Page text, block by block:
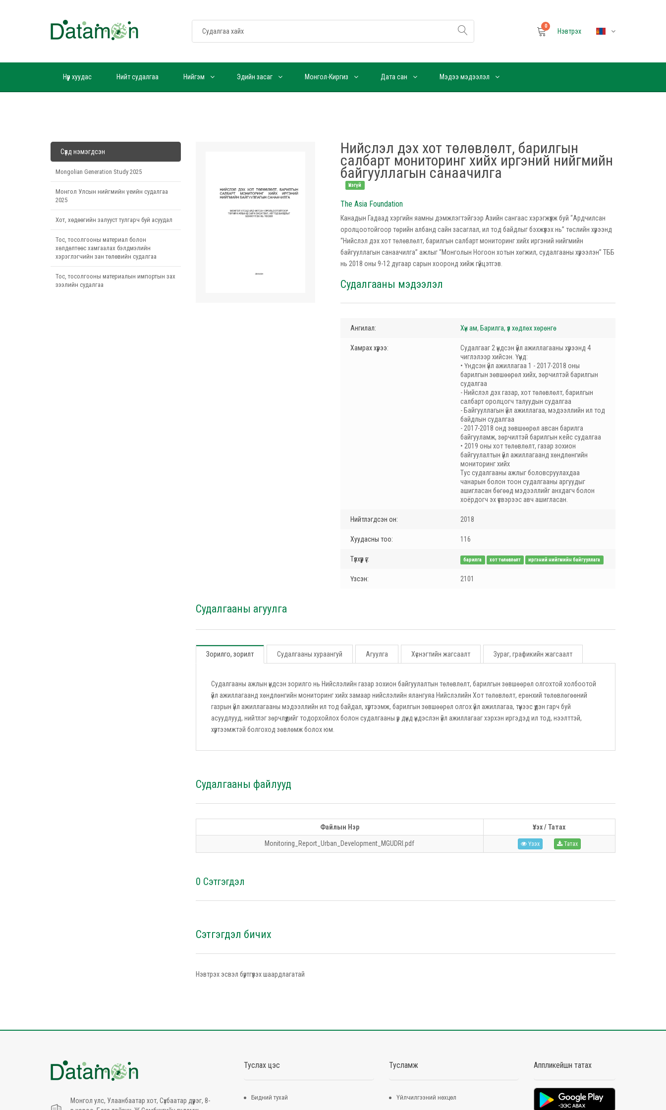
Нэвтрэх
0
Нүүр хуудас Нийт судалгаа Нийгэм Эдийн засаг Монгол-Киргиз Дата сан Мэдээ мэдээлэл
Нийслэл дэх хот төлөвлөлт, барилгын
салбарт мониторинг хийх иргэний нийгмийн
байгууллагын санаачилга
Үнэгүй
The Asia Foundation
Канадын Гадаад хэргийн яамны дэмжлэгтэйгээр Азийн сангаас хэрэгжүүлж буй “Ардчилсан
оролцоотойгоор төрийн албанд сайн засаглал, ил тод байдлыг бэхжүүлэх нь” төслийн хүрээнд
“Нийслэл дэх хот төлөвлөлт, барилгын салбарт мониторинг хийх иргэний нийгмийн
байгууллагын санаачилга” ажлыг “Монголын Ногоон хотын хөгжил, судалгааны хүрээлэн” ТББ
нь 2018 оны 9-12 дугаар сарын хооронд хийж гүйцэтгэв.
Судалгааны мэдээлэл
Ангилал: Хүн ам, Барилга, үл хөдлөх хөрөнгө
Хамрах хүрээ:
Судалгааг 2 үндсэн үйл ажиллагааны хүрээнд 4
чиглэлээр хийсэн. Үүнд:
• Үндсэн үйл ажиллагаа 1 - 2017-2018 оны
барилгын зөвшөөрөл хийх, зөрчилтэй барилгын
судалгаа
- Нийслэл дэх газар, хот төлөвлөлт, барилгын
салбарт оролцогч талуудын судалгаа
- Байгууллагын үйл ажиллагаа, мэдээллийн ил тод
байдлын судалгаа
- 2017-2018 онд зөвшөөрөл авсан барилга
байгууламж, зөрчилтэй барилгын кейс судалгаа
• 2019 оны хот төлөвлөлт, газар зохион
байгуулалтын үйл ажиллагаанд хөндлөнгийн
мониторинг хийх
Тус судалгааны ажлыг боловсруулахдаа
чанарын болон тоон судалгааны аргуудыг
ашигласан бөгөөд мэдээллийг анхдагч болон
хоёрдогч эх үүсвэрээс авч ашигласан.
Нийтлэгдсэн он: 2018
Хуудасны тоо: 116
Түлхүүр үг: барилга хот төлөвлөлт иргэний нийгмийн байгууллага
Үзсэн: 2101
Судалгааны агуулга
Зорилго, зорилт Судалгааны хураангуй Агуулга Хүснэгтийн жагсаалт Зураг, графикийн жагсаалт
Судалгааны ажлын үндсэн зорилго нь Нийслэлийн газар зохион байгуулалтын төлөвлөлт, барилгын зөвшөөрөл олгохтой холбоотой
үйл ажиллагаанд хөндлөнгийн мониторинг хийх замаар нийслэлийн ялангуяа Нийслэлийн Хот төлөвлөлт, ерөнхий төлөвлөгөөний
газрын үйл ажиллагааны мэдээллийн ил тод байдал, хүртээмж, барилгын зөвшөөрөл олгох үйл ажиллагаа, түүнээс үүдэн гарч буй
асуудлууд, нийтлэг зөрчлүүдийг тодорхойлох болон судалгааны үр дүнд үндэслэн үйл ажиллагааг хэрхэн иргэдэд ил тод, нээлттэй,
хүртээмжтэй болгоход зөвлөмж болох юм.
Судалгааны файлууд
Файлын Нэр Үзэх / Татах
Monitoring_Report_Urban_Development_MGUDRI.pdf Үзэх Татах
0 Сэтгэгдэл
Сэтгэгдэл бичих
Нэвтрэх эсвэл бүртгүүлэх шаардлагатай
Сүүлд нэмэгдсэн
Mongolian Generation Study 2025
Монгол Улсын нийгмийн үеийн судалгаа
2025
Хот, хөдөөгийн залууст тулгарч буй асуудал
Тос, тосолгооны материал болон
хөлдөлтөөс хамгаалах бэлдмэлийн
хэрэглэгчийн зан төлөвийн судалгаа
Тос, тосолгооны материалын импортын зах
зээлийн судалгаа
Монгол улс, Улаанбаатар хот, Сүхбаатар дүүрэг, 8-
Туслах цэс
Бидний тухай
Тусламж
Үйлчилгээний нөхцөл
Аппликейшн татах